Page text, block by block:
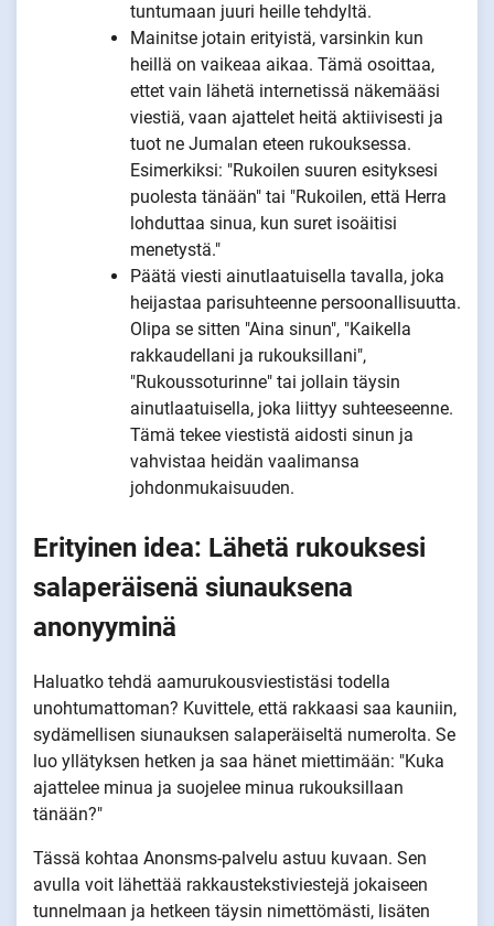
tuntumaan juuri heille tehdyltä.
Mainitse jotain erityistä, varsinkin kun
heillä on vaikeaa aikaa. Tämä osoittaa,
ettet vain lähetä internetissä näkemääsi
viestiä, vaan ajattelet heitä aktiivisesti ja
tuot ne Jumalan eteen rukouksessa.
Esimerkiksi: "Rukoilen suuren esityksesi
puolesta tänään" tai "Rukoilen, että Herra
lohduttaa sinua, kun suret isoäitisi
menetystä."
Päätä viesti ainutlaatuisella tavalla, joka
heijastaa parisuhteenne persoonallisuutta.
Olipa se sitten "Aina sinun", "Kaikella
rakkaudellani ja rukouksillani",
"Rukoussoturinne" tai jollain täysin
ainutlaatuisella, joka liittyy suhteeseenne.
Tämä tekee viestistä aidosti sinun ja
vahvistaa heidän vaalimansa
johdonmukaisuuden.
Erityinen idea: Lähetä rukouksesi
salaperäisenä siunauksena
anonyyminä
Haluatko tehdä aamurukousviestistäsi todella
unohtumattoman? Kuvittele, että rakkaasi saa kauniin,
sydämellisen siunauksen salaperäiseltä numerolta. Se
luo yllätyksen hetken ja saa hänet miettimään: "Kuka
ajattelee minua ja suojelee minua rukouksillaan
tänään?"
Tässä kohtaa Anonsms-palvelu astuu kuvaan. Sen
avulla voit lähettää rakkaustekstiviestejä jokaiseen
tunnelmaan ja hetkeen täysin nimettömästi, lisäten